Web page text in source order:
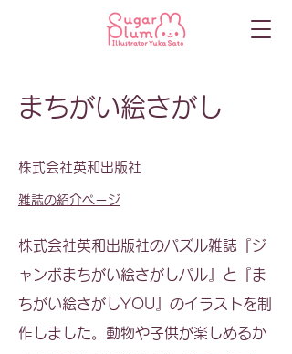
まちがい絵さがし
株式会社英和出版社
雑誌の紹介ページ
株式会社英和出版社のパズル雑誌『ジ
ャンボまちがい絵さがしパル』と『ま
ちがい絵さがしYOU』のイラストを制
作しました。動物や子供が楽しめるか